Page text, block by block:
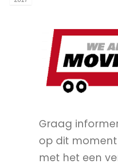
Graag
op dit moment
met het een